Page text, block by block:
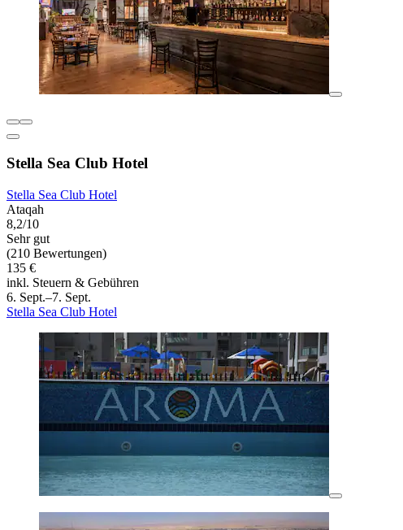
Stella Sea Club Hotel
Stella Sea Club Hotel
Ataqah
8,2/10
Sehr gut
(210 Bewertungen)
135 €
inkl. Steuern & Gebühren
6. Sept.–7. Sept.
Stella Sea Club Hotel